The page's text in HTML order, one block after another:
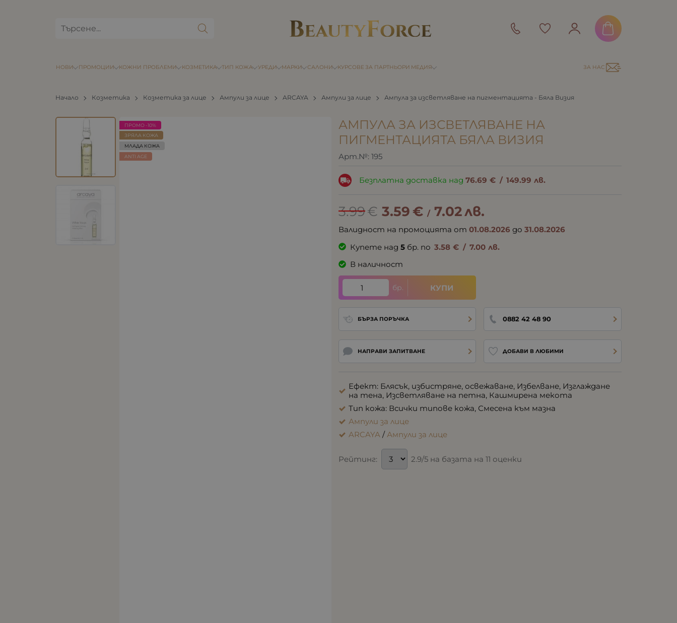
КОЗМЕТИКА ТИП КОЖА УРЕДИ
НОВИ ПРОМОЦИИ МАРКИ САЛОНИ
КОЖНИ ПРОБЛЕМИ КУРСОВЕ ЗА ПАРТНЬОРИ МЕДИЯ ЗА НАС
Начало Козметика Козметика за лице Ампули за лице ARCAYA Ампули за лице Ампула за изсветляване на пигментацията - Бяла Визия
АМПУЛА ЗА ИЗСВЕТЛЯВАНЕ НА
ПИГМЕНТАЦИЯТА БЯЛА ВИЗИЯ
Арт.№: 195
ПРОМО -10%
ЗРЯЛА КОЖА
МЛАДА КОЖА
ANTI AGE
Безплатна доставка над76.69 € / 149.99 лв.
3.99€ 3.59 € / 7.02лв.
Валидност на промоцията от 01.08.2026 до 31.08.2026
Купете над 5бр. по 3.58 € / 7.00 лв.
В наличност
бр. КУПИ
БЪРЗА ПОРЪЧКА 0882 42 48 90
НАПРАВИ ЗАПИТВАНЕ ДОБАВИ В ЛЮБИМИ
Ефект: Блясък, избистряне, освежаване, Избелване, Изглаждане
на тена, Изсветляване на петна, Кашмирена мекота
Тип кожа: Всички типове кожа, Смесена към мазна
Ампули за лице
ARCAYA /Ампули за лице
Рейтинг: 2.9/5 на базата на 11 оценки